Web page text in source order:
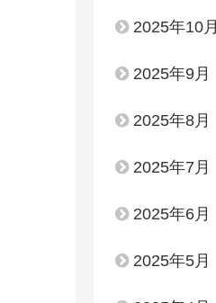
2025年10月
2025年9月
2025年8月
2025年7月
2025年6月
2025年5月